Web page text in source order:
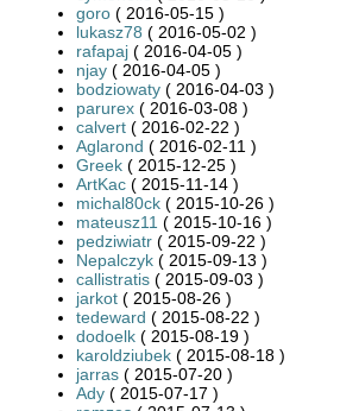
goro ( 2016-05-15 )
lukasz78 ( 2016-05-02 )
rafapaj ( 2016-04-05 )
njay ( 2016-04-05 )
bodziowaty ( 2016-04-03 )
parurex ( 2016-03-08 )
calvert ( 2016-02-22 )
Aglarond ( 2016-02-11 )
Greek ( 2015-12-25 )
ArtKac ( 2015-11-14 )
michal80ck ( 2015-10-26 )
mateusz11 ( 2015-10-16 )
pedziwiatr ( 2015-09-22 )
Nepalczyk ( 2015-09-13 )
callistratis ( 2015-09-03 )
jarkot ( 2015-08-26 )
tedeward ( 2015-08-22 )
dodoelk ( 2015-08-19 )
karoldziubek ( 2015-08-18 )
jarras ( 2015-07-20 )
Ady ( 2015-07-17 )